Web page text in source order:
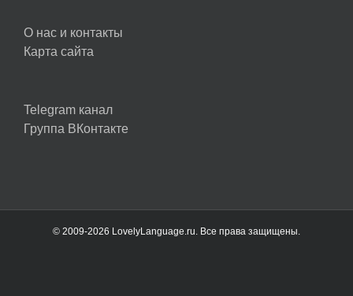
О нас и контакты
Карта сайта
Telegram канал
Группа ВКонтакте
© 2009-2026 LovelyLanguage.ru. Все права защищены.